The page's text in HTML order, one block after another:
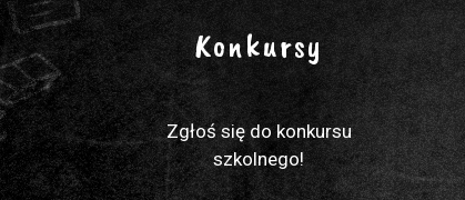
Konkursy
Zgłoś się do konkursu
szkolnego!